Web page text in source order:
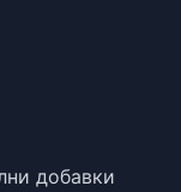
добавки